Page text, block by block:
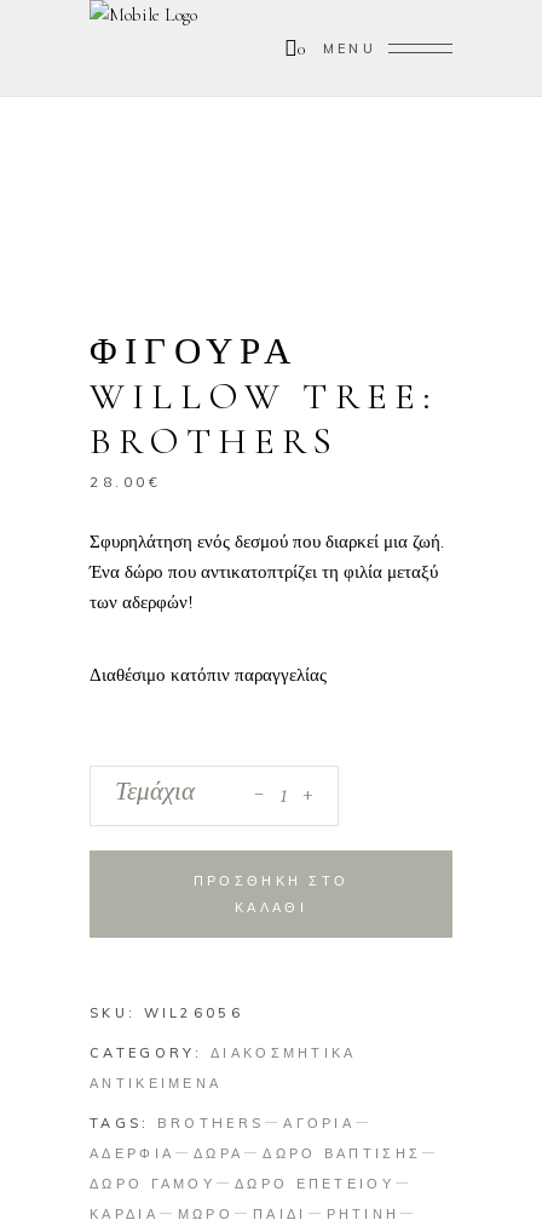
0 MENU
ΦΙΓΟΥΡΑ
WILLOW TREE:
BROTHERS
28.00 €
Σφυρηλάτηση ενός δεσμού που διαρκεί μια ζωή.
Ένα δώρο που αντικατοπτρίζει τη φιλία μεταξύ
των αδερφών!
Διαθέσιμο κατόπιν παραγγελίας
Φιγούρα
Τεμάχια +
ΠΡΟΣΘΗΚΗ ΣΤΟ
ΚΑΛΑΘΙ
SKU: WIL26056
CATEGORY:ΔΙΑΚΟΣΜΗΤΙΚΑ
ΑΝΤΙΚΕΙΜΕΝΑ
TAGS: BROTHERS
ΑΓΟΡΙΑ
ΑΔΕΡΦΙΑ
ΔΩΡΑ
ΔΩΡΟ ΒΑΠΤΙΣΗΣ
ΔΩΡΟ ΓΑΜΟΥ
ΔΩΡΟ ΕΠΕΤΕΙΟΥ
ΚΑΡΔΙΑ
ΜΩΡΟ ΠΑΙΔΙ
ΡΗΤΙΝΗ